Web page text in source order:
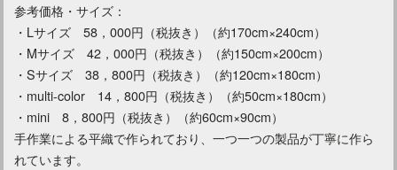
参考価格・サイズ：
・Lサイズ 58，000円（税抜き）（約170cm×240cm）
・Mサイズ 42，000円（税抜き）（約150cm×200cm）
・Sサイズ 38，800円（税抜き）（約120cm×180cm）
・multi-color 14，800円（税抜き）（約50cm×180cm）
・mini 8，800円（税抜き）（約60cm×90cm）
手作業による平織で作られており、一つ一つの製品が丁寧に作ら
れています。